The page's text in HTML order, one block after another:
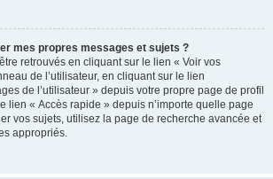
mes propres messages et sujets ?
retrouvés en cliquant sur le lien « Voir vos
de l’utilisateur, en cliquant sur le lien
de l’utilisateur » depuis votre propre page de profil
lien « Accès rapide » depuis n’importe quelle page
vos sujets, utilisez la page de recherche avancée et
appropriés.